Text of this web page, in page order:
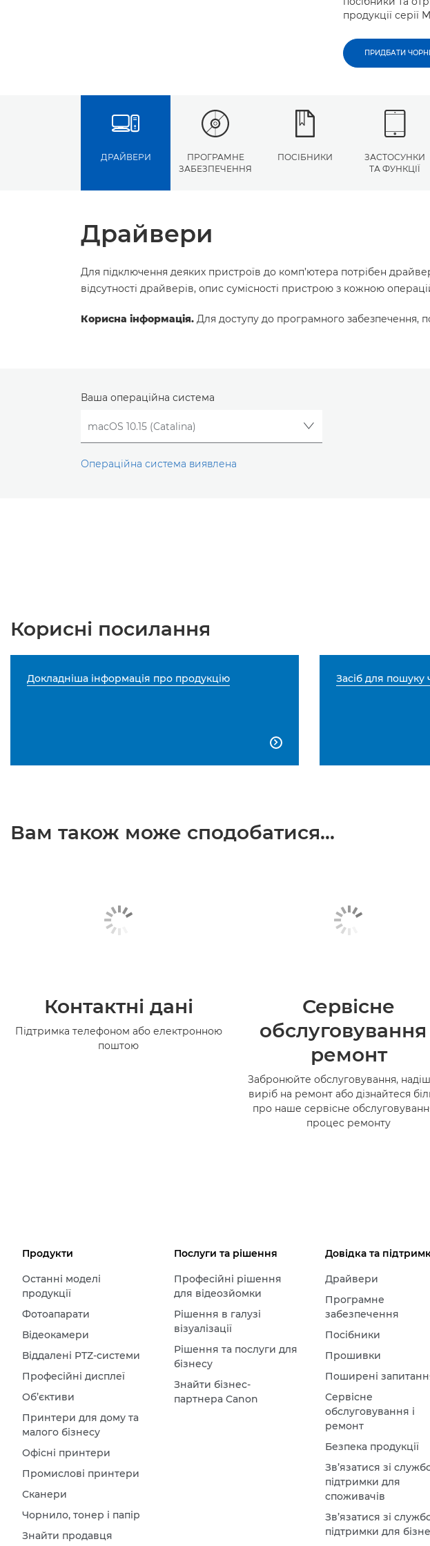
продукції серії
ПРИДБАТИ
ДРАЙВЕРИ
ПРОГРАМНЕ
ЗАБЕЗПЕЧЕННЯ
ПОСІБНИКИ
ЗАСТОСУНКИ
ТА ФУНКЦІЇ
Драйвери
Для підключення деяких пристроїв до комп’ютера потрібен
відсутності драйверів, опис сумісності пристрою з кожною
Корисна інформація. Для доступу до програмного забезпечення,
Ваша операційна система
Операційна система виявлена
Корисні посилання
Докладніша інформація про продукцію

Засіб для пошуку
Вам також може сподобатися...
Контактні дані
Підтримка телефоном або електронною
поштою
Сервісне
обслуговування
ремонт
Забронюйте обслуговування,
виріб на ремонт або дізнайтеся
про наше сервісне
процес ремонту
Продукти
Останні моделі
продукції
Фотоапарати
Відеокамери
Віддалені PTZ-системи
Професійні дисплеї
Об’єктиви
Принтери для дому та
малого бізнесу
Офісні принтери
Промислові принтери
Сканери
Чорнило, тонер і папір
Знайти продавця
Послуги та рішення
Професійні рішення
для відеозйомки
Рішення в галузі
візуалізації
Рішення та послуги для
бізнесу
Знайти бізнес-
партнера Canon
Довідка та
Драйвери
Програмне
забезпечення
Посібники
Прошивки
Поширені
Сервісне
обслуговування і
ремонт
Безпека продукції
Зв’язатися зі
підтримки для
споживачів
Зв’язатися зі
підтримки для